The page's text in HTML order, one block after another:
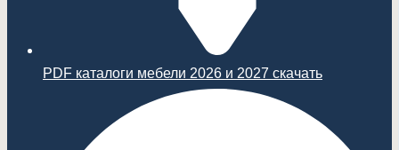
PDF каталоги мебели 2026 и 2027 скачать